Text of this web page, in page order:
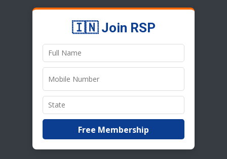
🇮🇳 Join RSP
Free Membership